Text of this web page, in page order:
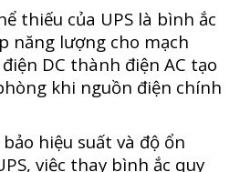
thiếu của UPS là bình ắc
năng lượng cho mạch
DC thành điện AC tạo
khi nguồn điện chính
hiệu suất và độ ổn
việc thay bình ắc quy